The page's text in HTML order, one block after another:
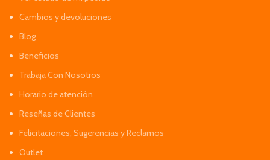
Cambios y devoluciones
Blog
Beneficios
Trabaja Con Nosotros
Horario de atención
Reseñas de Clientes
Felicitaciones, Sugerencias y Reclamos
Outlet